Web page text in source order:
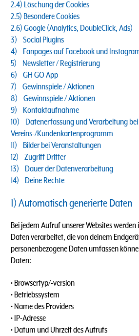
2.4) Löschung der Cookies
2.5) Besondere Cookies
2.6) Google (Analytics, DoubleClick, Ads)
3) Social Plugins
4) Fanpages auf Facebook und
5) Newsletter / Registrierung
6) GH GO App
7) Gewinnspiele / Aktionen
8) Gewinnspiele / Aktionen
9) Kontaktaufnahme
10) Datenerfassung und Verarbeitung bei
Vereins-/Kundenkartenprogramm
11) Bilder bei Veranstaltungen
12) Zugriff Dritter
13) Dauer der Datenverarbeitung
14) Deine Rechte
1) Automatisch generierte Daten
Bei jedem Aufruf unserer Websites
Daten verarbeitet, die von deinem
personenbezogene Daten umfassen
Daten:
• Browsertyp/-version
• Betriebssystem
• Name des Providers
• IP-Adresse
• Datum und Uhrzeit des Aufrufs